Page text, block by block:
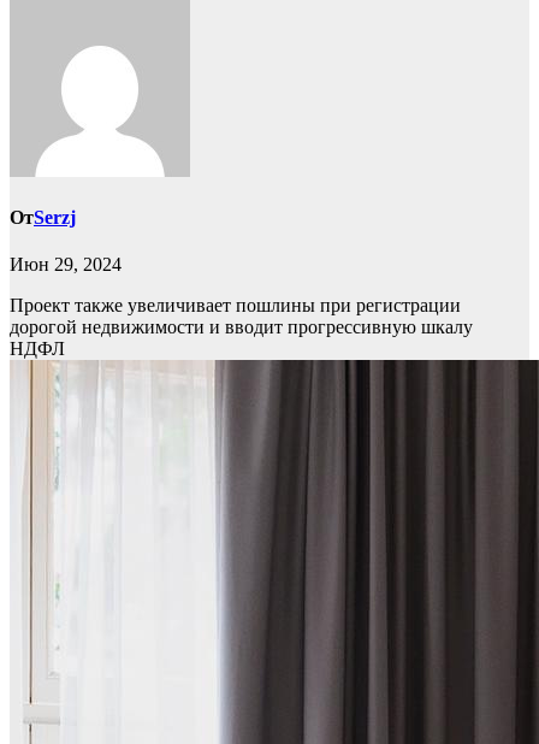
ОтSerzj
Июн 29, 2024
Проект также увеличивает пошлины при регистрации
дорогой недвижимости и вводит прогрессивную шкалу
НДФЛ